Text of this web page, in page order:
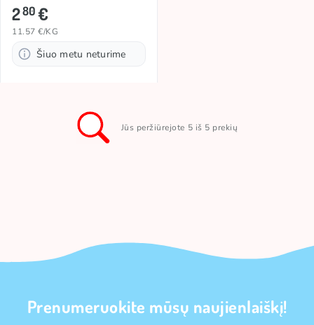
280€
11.57 €/KG
Šiuo metu neturime
Jūs peržiūrejote 5 iš 5 prekių
Prenumeruokite mūsų naujienlaiškį!